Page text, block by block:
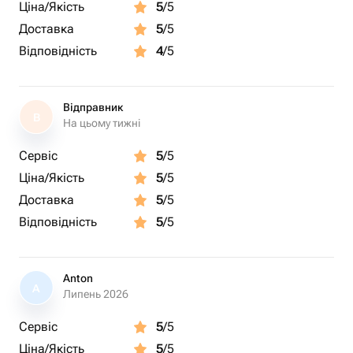
радости они принесут при развязывании этой
прекрасной упаковки!
Ціна/Якість
5/5
Доставка
5/5
Відповідність
4/5
В
Відправник
На цьому тижні
Сервіс 5/5
Ціна/Якість
5/5
Доставка
5/5
Відповідність
5/5
A
Anton
Липень 2026
Сервіс 5/5
Ціна/Якість
5/5